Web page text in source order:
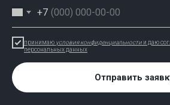
+7
принимаю условия конфиденциальности и даю
персональных данных
Отправить